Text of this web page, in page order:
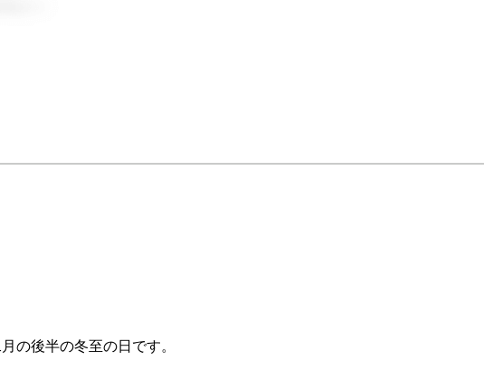
の後半の冬至の日です。